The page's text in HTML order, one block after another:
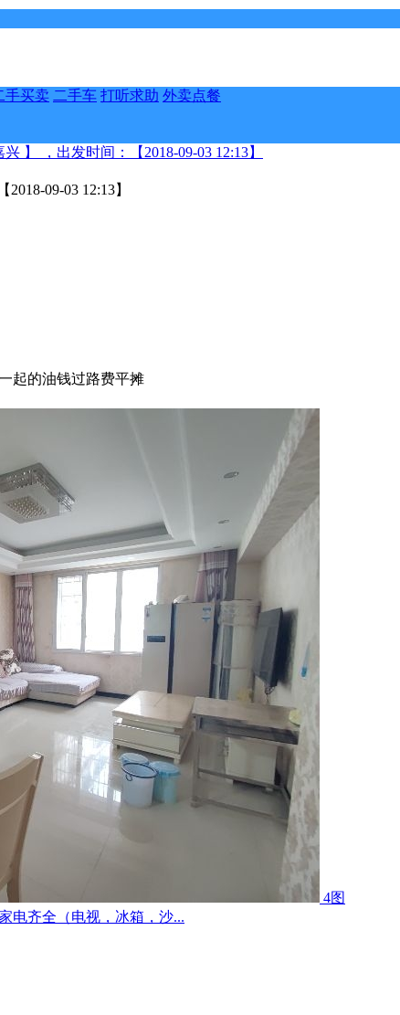
手买卖 二手车 打听求助 外卖点餐
】 ，出发时间：【2018-09-03 12:13】
09-03 12:13】
起的油钱过路费平摊
4图
电齐全（电视，冰箱，沙...